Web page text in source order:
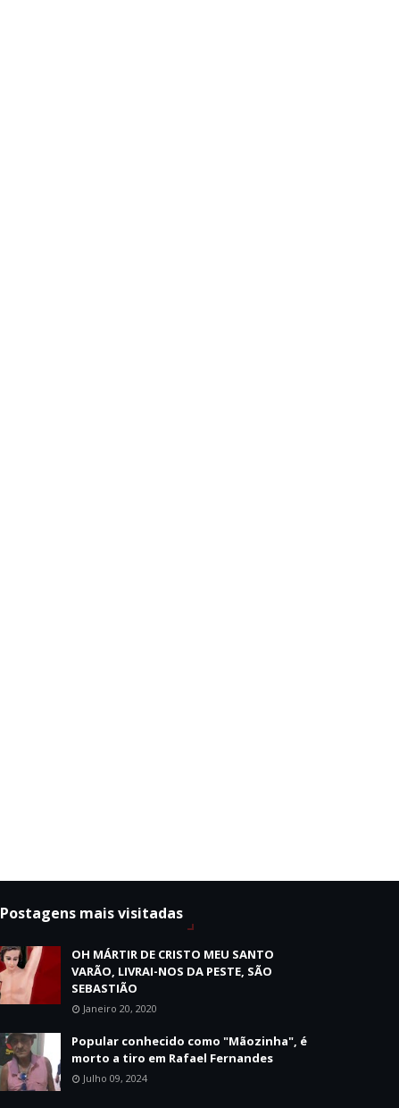
Postagens mais visitadas
OH MÁRTIR DE CRISTO MEU SANTO
VARÃO, LIVRAI-NOS DA PESTE, SÃO
SEBASTIÃO
Janeiro 20, 2020
Popular conhecido como "Mãozinha", é
morto a tiro em Rafael Fernandes
Julho 09, 2024